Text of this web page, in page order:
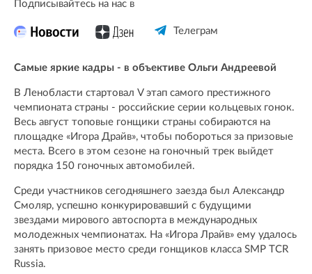
Подписывайтесь на нас в
Телеграм
Самые яркие кадры - в объективе Ольги Андреевой
В Ленобласти стартовал V этап самого престижного
чемпионата страны - российские серии кольцевых гонок.
Весь август топовые гонщики страны собираются на
площадке «Игора Драйв», чтобы побороться за призовые
места. Всего в этом сезоне на гоночный трек выйдет
порядка 150 гоночных автомобилей.
Среди участников сегодняшнего заезда был Александр
Смоляр, успешно конкурировавший с будущими
звездами мирового автоспорта в международных
молодежных чемпионатах. На «Игора Лрайв» ему удалось
занять призовое место среди гонщиков класса SMP TCR
Russia.